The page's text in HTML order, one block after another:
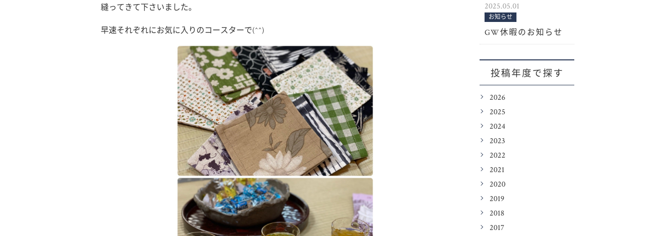
縫ってきて下さいました。
早速それぞれにお気に入りのコースターで(^^)
2025.05.01
お知らせ
GW休暇のお知らせ
投稿年度で探す
2026
2025
2024
2023
2022
2021
2020
2019
2018
2017